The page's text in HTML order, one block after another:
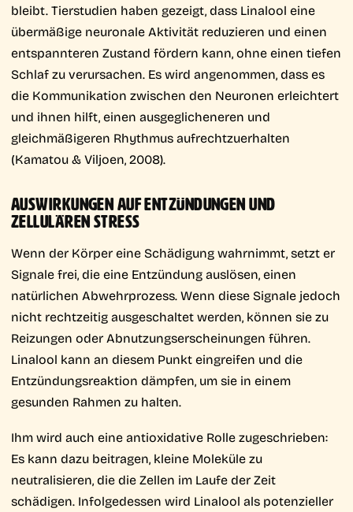
bleibt. Tierstudien haben gezeigt, dass Linalool eine
übermäßige neuronale Aktivität reduzieren und einen
entspannteren Zustand fördern kann, ohne einen tiefen
Schlaf zu verursachen. Es wird angenommen, dass es
die Kommunikation zwischen den Neuronen erleichtert
und ihnen hilft, einen ausgeglicheneren und
gleichmäßigeren Rhythmus aufrechtzuerhalten
(Kamatou & Viljoen, 2008).
AUSWIRKUNGEN AUF ENTZÜNDUNGEN UND
ZELLULÄREN STRESS
Wenn der Körper eine Schädigung wahrnimmt, setzt er
Signale frei, die eine Entzündung auslösen, einen
natürlichen Abwehrprozess. Wenn diese Signale jedoch
nicht rechtzeitig ausgeschaltet werden, können sie zu
Reizungen oder Abnutzungserscheinungen führen.
Linalool kann an diesem Punkt eingreifen und die
Entzündungsreaktion dämpfen, um sie in einem
gesunden Rahmen zu halten.
Ihm wird auch eine antioxidative Rolle zugeschrieben:
Es kann dazu beitragen, kleine Moleküle zu
neutralisieren, die die Zellen im Laufe der Zeit
schädigen. Infolgedessen wird Linalool als potenzieller